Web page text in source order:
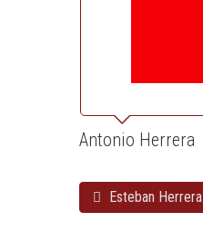
Antonio Herrera
Esteban Herrera